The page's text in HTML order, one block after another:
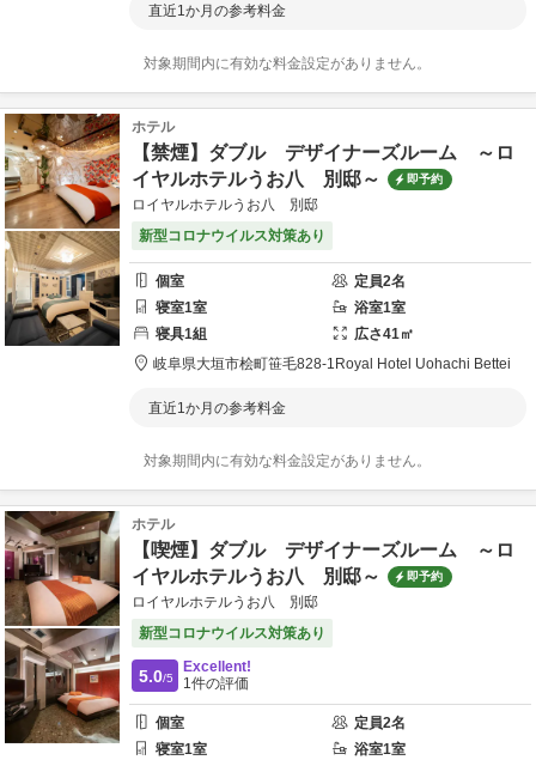
直近1か月の参考料金
対象期間内に有効な料金設定がありません。
ホテル
【禁煙】ダブル デザイナーズルーム ～ロ
イヤルホテルうお八 別邸～
即予約
ロイヤルホテルうお八 別邸
新型コロナウイルス対策あり
個室 定員2名
寝室1室 浴室1室
寝具1組 広さ41㎡
岐阜県大垣市桧町笹毛828-1 Royal Hotel Uohachi Bettei
直近1か月の参考料金
対象期間内に有効な料金設定がありません。
ホテル
【喫煙】ダブル デザイナーズルーム ～ロ
イヤルホテルうお八 別邸～
即予約
ロイヤルホテルうお八 別邸
新型コロナウイルス対策あり
5.0/5
Excellent!
1件の評価
個室 定員2名
寝室1室 浴室1室